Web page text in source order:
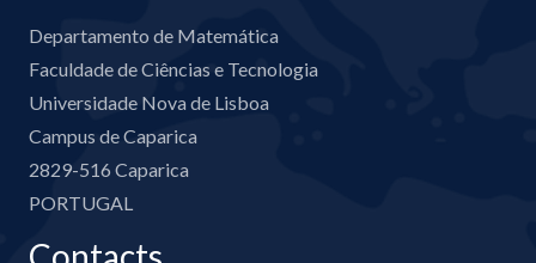
Departamento de Matemática
Faculdade de Ciências e Tecnologia
Universidade Nova de Lisboa
Campus de Caparica
2829-516 Caparica
PORTUGAL